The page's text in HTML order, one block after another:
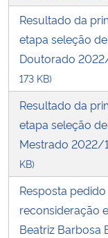
Secretaria-Geral
Gabinete de Segurança
Advocacia-Geral da União
Banco Central do Brasil
Planalto
Resultado da
etapa seleção de
Doutorado
173 KB)
Resultado da
etapa seleção de
Mestrado 2022/1
KB)
Resposta pedido
reconsideração
Beatriz Barbosa